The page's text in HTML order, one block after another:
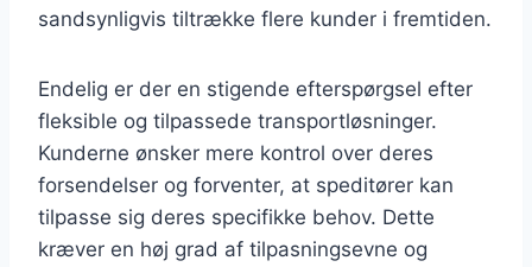
sandsynligvis tiltrække flere kunder i fremtiden.
Endelig er der en stigende efterspørgsel efter
fleksible og tilpassede transportløsninger.
Kunderne ønsker mere kontrol over deres
forsendelser og forventer, at speditører kan
tilpasse sig deres specifikke behov. Dette
kræver en høj grad af tilpasningsevne og